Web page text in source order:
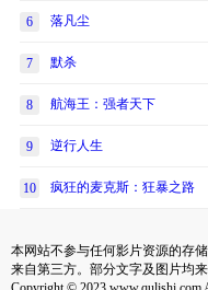
6 落凡尘
7 默杀
8 航海王：强者天下
9 逆行人生
10 疯狂的麦克斯：狂暴之路
本网站不参与任何影片资源的存
来自第三方。部分文字及图片均